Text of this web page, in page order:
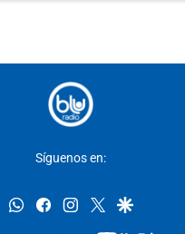
Síguenos en:
whatsappfacebookinstagram
twittergoogle